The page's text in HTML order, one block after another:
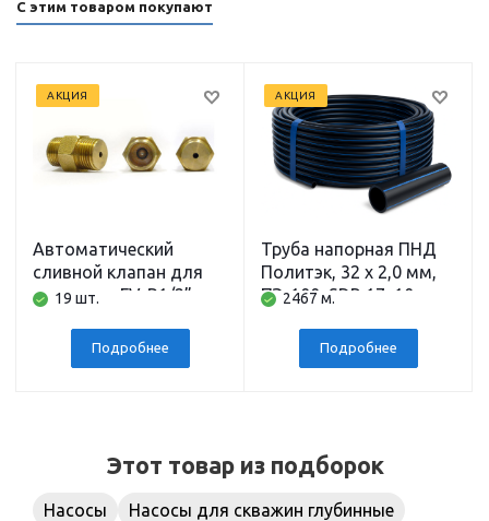
С этим товаром покупают
АКЦИЯ
Автоматический
сливной клапан для
скважины FV-B1/2”
19 шт.
Подробнее
АКЦИЯ
Труба напорная ПНД
Политэк, 32 x 2,0 мм,
ПЭ-100, SDR 17, 10 атм,
2467 м.
Подробнее
Этот товар из подборок
Насосы
Насосы для скважин глубинные